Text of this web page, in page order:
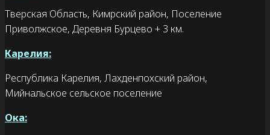
Тверская Область, Кимрский район, Поселение
Приволжское, Деревня Бурцево + 3 км.
Карелия:
Республика Карелия, Лахденпохский район,
Мийнальское сельское поселение
Ока: